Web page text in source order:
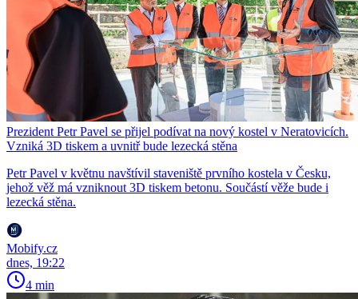
Prezident Petr Pavel se přijel podívat na nový kostel v Neratovicích.
Vzniká 3D tiskem a uvnitř bude lezecká stěna
Petr Pavel v květnu navštívil staveniště prvního kostela v Česku,
jehož věž má vzniknout 3D tiskem betonu. Součástí věže bude i
lezecká stěna.
Mobify.cz
dnes, 19:22
4 min